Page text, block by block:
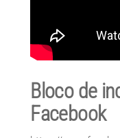
Bloco de
Facebook